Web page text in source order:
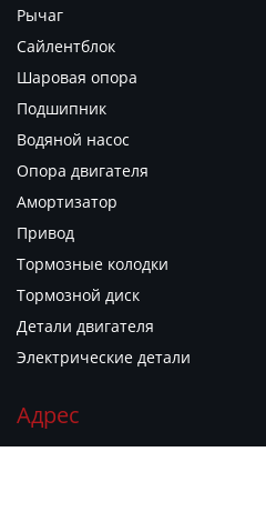
Рычаг
Сайлентблок
Шаровая опора
Подшипник
Водяной насос
Опора двигателя
Амортизатор
Привод
Тормозные колодки
Тормозной диск
Детали двигателя
Электрические детали
Адрес